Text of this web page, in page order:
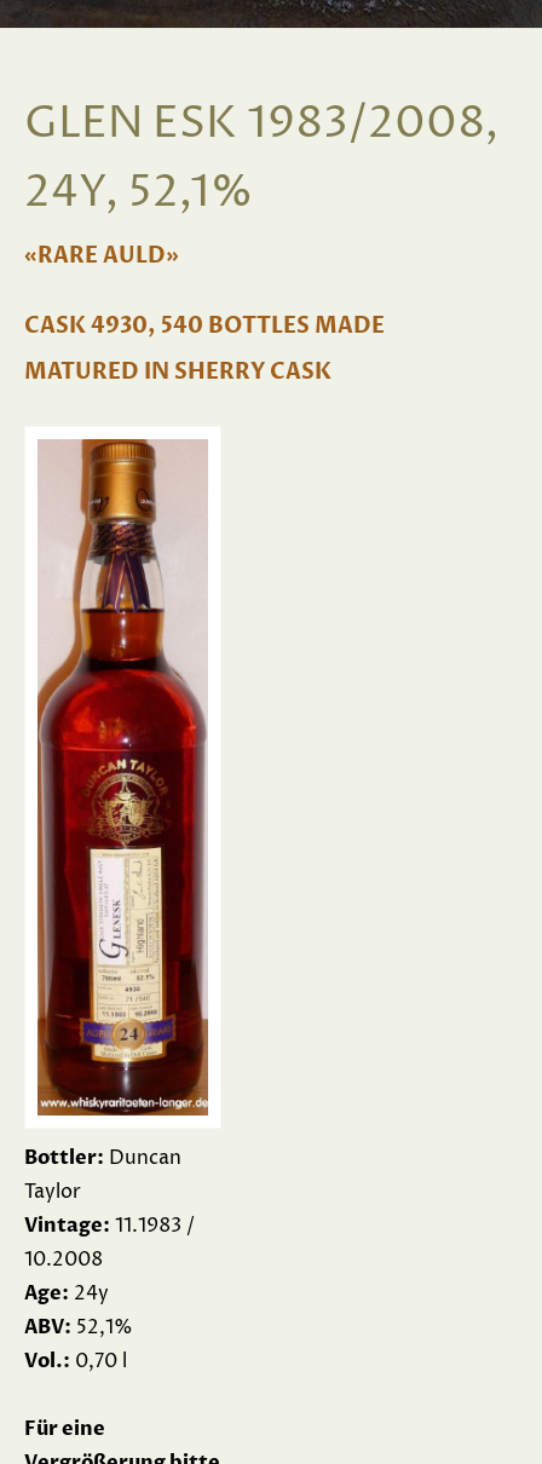
GLEN ESK 1983/2008,
24Y, 52,1%
«RARE AULD»
CASK 4930, 540 BOTTLES MADE
MATURED IN SHERRY CASK
Bottler: Duncan
Taylor
Vintage: 11.1983 /
10.2008
Age: 24y
ABV: 52,1%
Vol.: 0,70 l
Für eine